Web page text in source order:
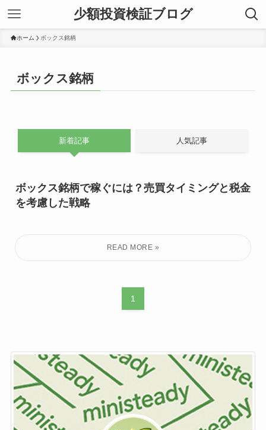
少額投資検証ブログ
ホーム ボックス銘柄
ボックス銘柄
新着記事 人気記事
ボックス銘柄で稼ぐには？売買タイミングと税金
を考慮した戦略
1